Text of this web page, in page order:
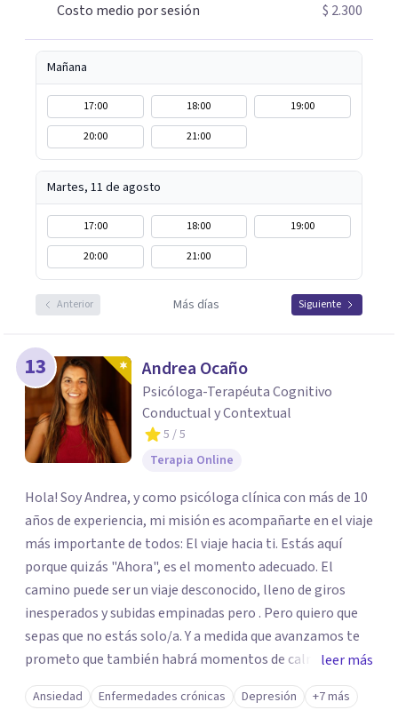
Costo medio por sesión
$ 2.300
Mañana
17:00 18:00
19:00
20:00
21:00
Martes, 11 de agosto
17:00 18:00
19:00
20:00
21:00
Anterior Más días Siguiente
13 Andrea Ocaño
Psicóloga-Terapéuta Cognitivo
Conductual y Contextual
5 / 5
Terapia Online
Hola! Soy Andrea, y como psicóloga clínica con más de 10
años de experiencia, mi misión es acompañarte en el viaje
más importante de todos: El viaje hacia ti. Estás aquí
porque quizás "Ahora", es el momento adecuado. El
camino puede ser un viaje desconocido, lleno de giros
inesperados y subidas empinadas pero . Pero quiero que
sepas que no estás solo/a. Y a medida que avanzamos te
prometo que también habrá momentos de calma, de
alegría y de liberación, momentos que te recordarán por
qué vale la pena seguir en este viaje... Porque, en última
leer más
Ansiedad Enfermedades crónicas Depresión +7 más